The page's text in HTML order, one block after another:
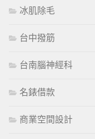
冰肌除毛
台中撥筋
台南腦神經科
名錶借款
商業空間設計